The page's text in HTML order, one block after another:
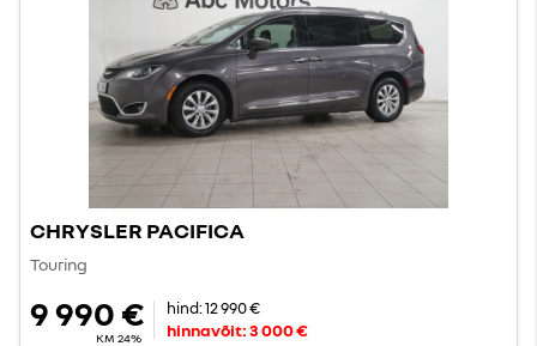
CHRYSLER PACIFICA
Touring
9 990 €
KM 24%
hind:12 990 €
hinnavõit:3 000 €